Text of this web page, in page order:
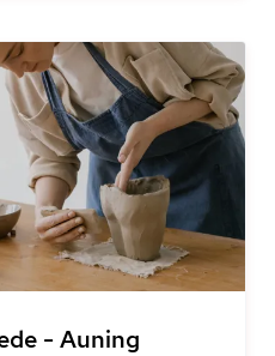
- Auning